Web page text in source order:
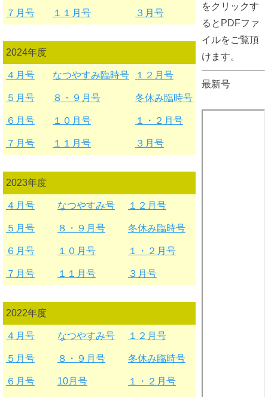
７月号 １１月号 ３月号
2024年度
４月号 なつやすみ臨時号 １２月号
５月号 ８・９月号 冬休み臨時号
６月号 １０月号 １・２月号
７月号 １１月号 ３月号
2023年度
４月号 なつやすみ号 １２月号
５月号 ８・９月号 冬休み臨時号
６月号 １０月号 １・２月号
７月号 １１月号 ３月号
2022年度
４月号 なつやすみ号 １２月号
５月号 ８・９月号 冬休み臨時号
６月号 10月号 １・２月号
をクリックす
るとPDFファ
イルをご覧頂
けます。
最新号